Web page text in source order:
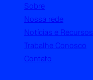
Sobre
Nossa rede
Notícias e Recursos
Trabalhe Conosco
Contato